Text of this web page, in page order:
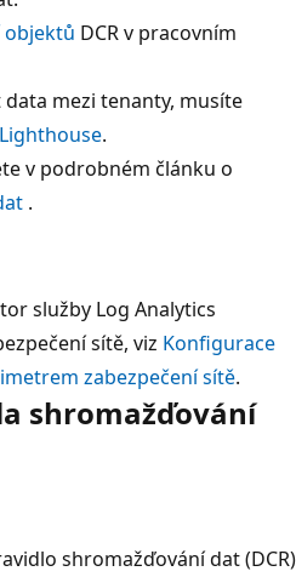
objektů DCR v pracovním
mezi tenanty, musíte
.
v podrobném článku o
.
služby Log Analytics
sítě, viz Konfigurace
zabezpečení sítě.
shromažďování
shromažďování dat (DCR)